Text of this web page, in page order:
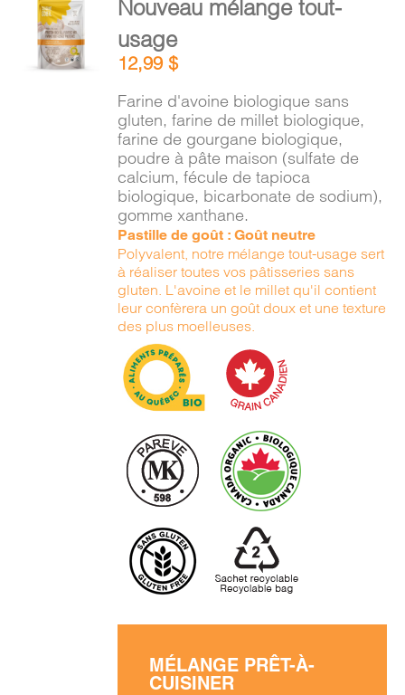
PANIER
AU
PANIER
/
DÉTAILS
Nouveau mélange tout-
usage
12,99$
Farine d'avoine biologique sans
gluten, farine de millet biologique,
farine de gourgane biologique,
poudre à pâte maison (sulfate de
calcium, fécule de tapioca
biologique, bicarbonate de sodium),
gomme xanthane.
Pastille de goût : Goût neutre
Polyvalent, notre mélange tout-usage sert
à réaliser toutes vos pâtisseries sans
gluten. L'avoine et le millet qu'il contient
leur confèrera un goût doux et une texture
des plus moelleuses.
MÉLANGE PRÊT-À-
CUISINER